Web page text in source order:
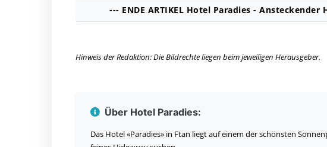
--- ENDE ARTIKEL Hotel Paradies -
Hinweis der Redaktion: Die Bildrechte liegen beim jeweiligen Herausgeber.
Über Hotel Paradies:
Das Hotel «Paradies» in Ftan liegt auf einem der schönsten